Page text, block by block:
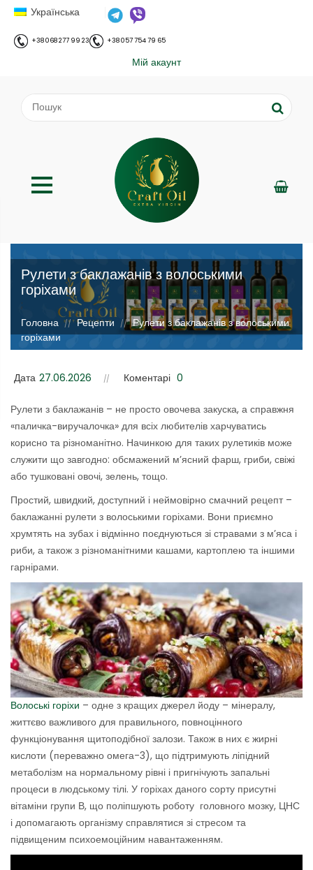
Українська
+38 068 277 99 23 +38 057 754 79 65
Мій акаунт
Рулети з баклажанів з волоськими
горіхами
;
Головна // Рецепти // Рулети з баклажанів з волоськими
горіхами
Дата 27.06.2026 Коментарі 0
Рулети з баклажанів – не просто овочева закуска, а справжня
«паличка-виручалочка» для всіх любителів харчуватись
корисно та різноманітно. Начинкою для таких рулетиків може
служити що завгодно: обсмажений м’ясний фарш, гриби, свіжі
або тушковані овочі, зелень, тощо.
Простий, швидкий, доступний і неймовірно смачний рецепт –
баклажанні рулети з волоськими горіхами. Вони приємно
хрумтять на зубах і відмінно поєднуються зі стравами з м’яса і
риби, а також з різноманітними кашами, картоплею та іншими
гарнірами.
Волоські горіхи – одне з кращих джерел йоду – мінералу,
життєво важливого для правильного, повноцінного
функціонування щитоподібної залози. Також в них є жирні
кислоти (переважно омега-3), що підтримують ліпідний
метаболізм на нормальному рівні і пригнічують запальні
процеси в людському тілі. У горіхах даного сорту присутні
вітаміни групи В, що поліпшують роботу головного мозку, ЦНС
і допомагають організму справлятися зі стресом та
підвищеним психоемоційним навантаженням.